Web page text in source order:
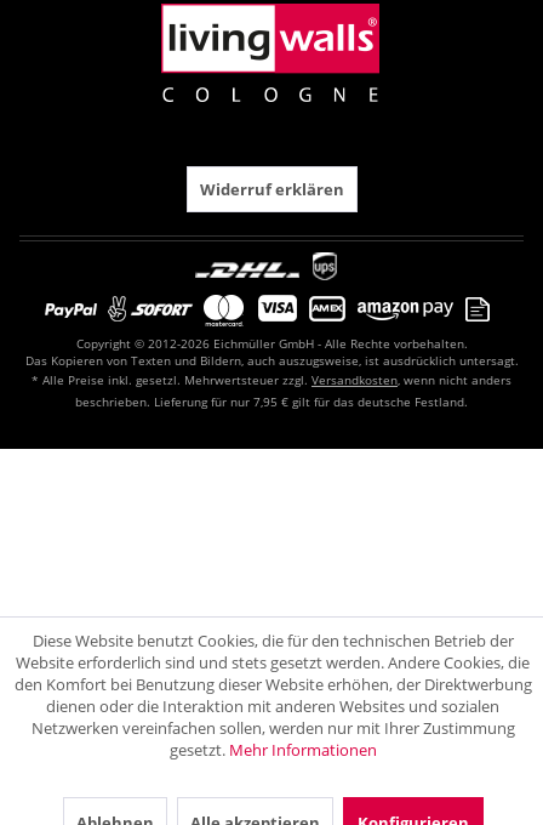
Widerruf erklären
Copyright © 2012-2026 Eichmüller GmbH - Alle Rechte vorbehalten.
Das Kopieren von Texten und Bildern, auch auszugsweise, ist ausdrücklich untersagt.
* Alle Preise inkl. gesetzl. Mehrwertsteuer zzgl. Versandkosten, wenn nicht anders
beschrieben. Lieferung für nur 7,95 € gilt für das deutsche Festland.
Diese Website benutzt Cookies, die für den technischen Betrieb der
Website erforderlich sind und stets gesetzt werden. Andere Cookies, die
den Komfort bei Benutzung dieser Website erhöhen, der Direktwerbung
dienen oder die Interaktion mit anderen Websites und sozialen
Netzwerken vereinfachen sollen, werden nur mit Ihrer Zustimmung
gesetzt. Mehr Informationen